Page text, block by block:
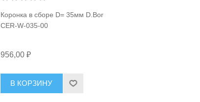
Коронка в сборе D= 35мм D.Bor
CER-W-035-00
956,00 ₽
В КОРЗИНУ